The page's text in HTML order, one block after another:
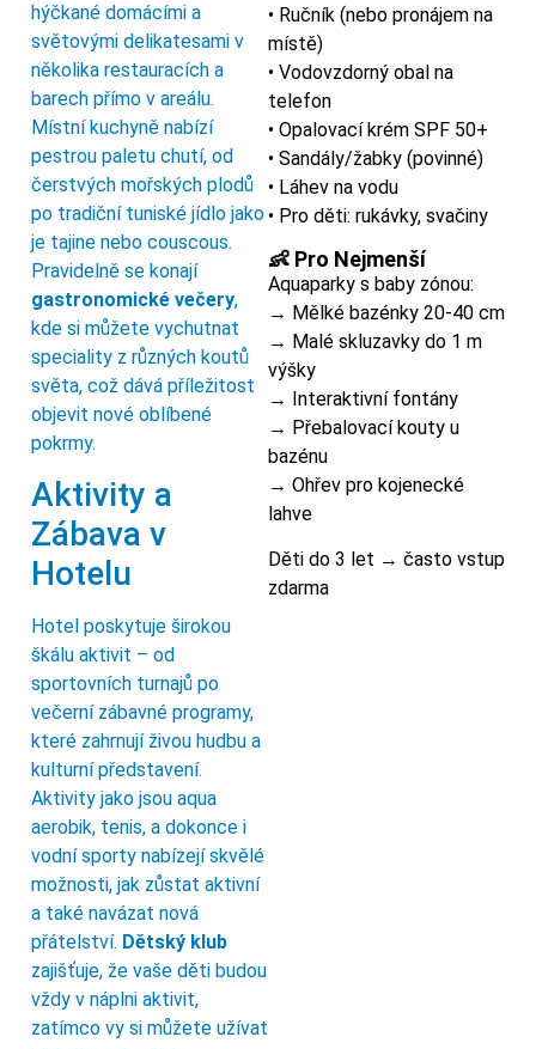
hýčkané domácími a
světovými delikatesami v
několika restauracích a
barech přímo v areálu.
Místní kuchyně nabízí
pestrou paletu chutí, od
čerstvých mořských plodů
po tradiční tuniské jídlo jako
je tajine nebo couscous.
Pravidelně se konají
gastronomické večery,
kde si můžete vychutnat
speciality z různých koutů
světa, což dává příležitost
objevit nové oblíbené
pokrmy.
Aktivity a
Zábava v
Hotelu
Hotel poskytuje širokou
škálu aktivit – od
sportovních turnajů po
večerní zábavné programy,
které zahrnují živou hudbu a
kulturní představení.
Aktivity jako jsou aqua
aerobik, tenis, a dokonce i
vodní sporty nabízejí skvělé
možnosti, jak zůstat aktivní
a také navázat nová
přátelství. Dětský klub
zajišťuje, že vaše děti budou
vždy v náplni aktivit,
zatímco vy si můžete užívat
• Ručník (nebo pronájem na
místě)
• Vodovzdorný obal na
telefon
• Opalovací krém SPF 50+
• Sandály/žabky (povinné)
• Láhev na vodu
• Pro děti: rukávky, svačiny
👶 Pro Nejmenší
Aquaparky s baby zónou:
→ Mělké bazénky 20-40 cm
→ Malé skluzavky do 1 m
výšky
→ Interaktivní fontány
→ Přebalovací kouty u
bazénu
→ Ohřev pro kojenecké
lahve
Děti do 3 let → často vstup
zdarma